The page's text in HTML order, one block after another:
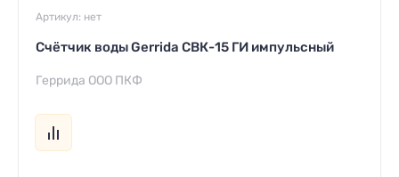
Артикул: нет
Счётчик воды Gerrida СВК-15 ГИ импульсный
Геррида ООО ПКФ